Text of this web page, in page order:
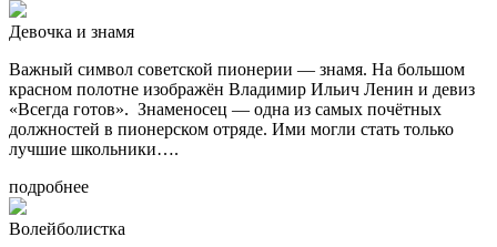
Девочка и знамя
Важный символ советской пионерии — знамя. На большом
красном полотне изображён Владимир Ильич Ленин и девиз
«Всегда готов». Знаменосец — одна из самых почётных
должностей в пионерском отряде. Ими могли стать только
лучшие школьники….
подробнее
Волейболистка